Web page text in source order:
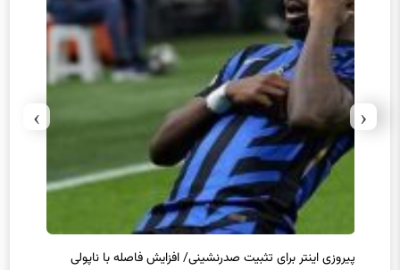
پیروزی اینتر برای تثبیت صدرنشینی/ افزایش فاصله با ناپولی
‹
›